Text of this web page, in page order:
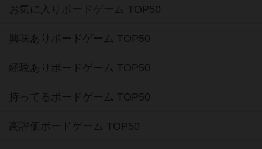
お気に入りボードゲーム TOP50
興味ありボードゲーム TOP50
経験ありボードゲーム TOP50
持ってるボードゲーム TOP50
高評価ボードゲーム TOP50